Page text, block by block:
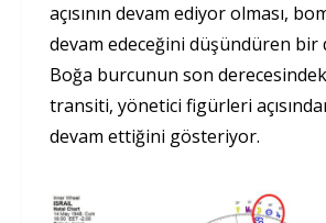
açısının devam ediyor olması,
devam edeceğini düşündüren bir
Boğa burcunun son
transiti, yönetici figürleri
devam ettiğini gösteriyor.